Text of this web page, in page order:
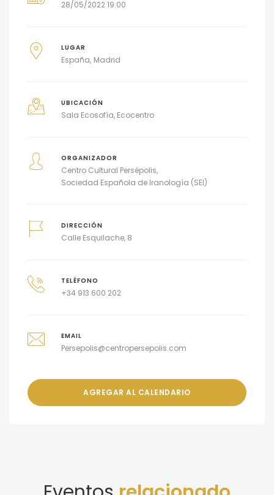
28/05/2022 19:00
LUGAR
España Madrid
UBICACIÓN
Sala Ecosofía, Ecocentro
ORGANIZADOR
Centro Cultural Persépolis
Sociedad Española de Iranología (SEI)
DIRECCIÓN
Calle Esquilache, 8
TELÉFONO
+34 913 600 202
EMAIL
Persepolis@centropersepolis.com
AGREGAR AL CALENDARIO